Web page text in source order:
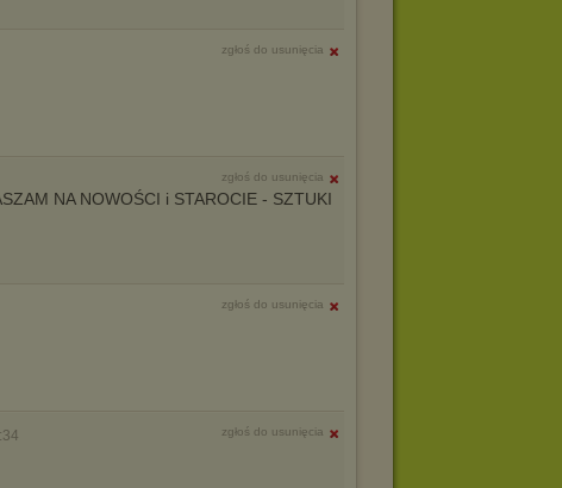
zgłoś do usunięcia
zgłoś do usunięcia
NA NOWOŚCI i STAROCIE - SZTUKI
zgłoś do usunięcia
zgłoś do usunięcia